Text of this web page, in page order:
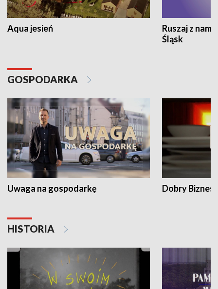
Aqua jesień
Ruszaj z
Śląsk
GOSPODARKA
Uwaga na gospodarkę Dobry Biznes
HISTORIA